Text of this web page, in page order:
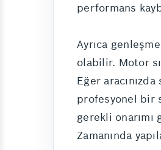
performans
Ayrıca
olabilir. Motor
Eğer aracınızda
profesyonel bir
gerekli
Zamanında